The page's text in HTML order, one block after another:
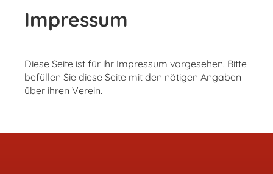
Impressum
Diese Seite ist für ihr Impressum vorgesehen. Bitte
befüllen Sie diese Seite mit den nötigen Angaben
über ihren Verein.